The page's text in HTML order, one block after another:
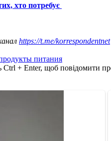
хто потребує
https://t.me/korrespondentnet
питания
Ctrl + Enter, щоб повідомити